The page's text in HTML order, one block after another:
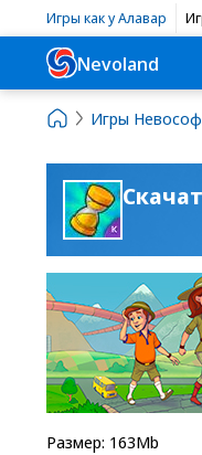
Игры как у Алавар
Nevoland
Игры
Размер: 163Mb